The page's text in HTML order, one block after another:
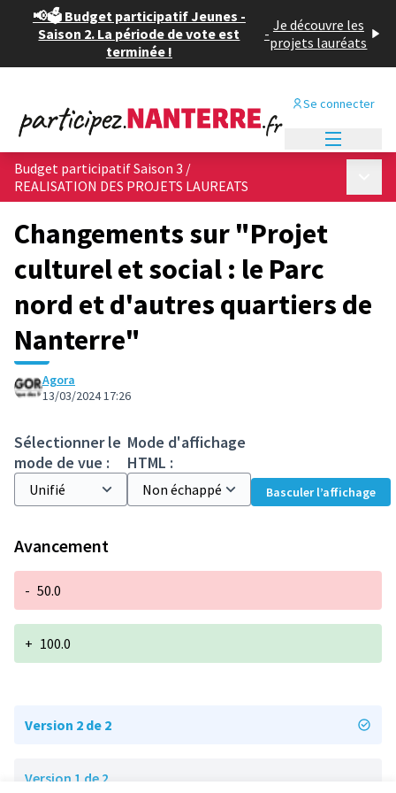
📢🗳️ Budget participatif Jeunes -
Saison 2. La période de vote est
terminée !
- Je découvre les
projets lauréats
Se connecter
Budget participatif Saison 3 /
REALISATION DES PROJETS LAUREATS
Changements sur "Projet
culturel et social : le Parc
nord et d'autres quartiers de
Nanterre"
Agora
13/03/2024 17:26
Sélectionner le
mode de vue :
Mode d'affichage
HTML :
Basculer l’affichage
Avancement
- 50.0
+ 100.0
Version 2 de 2
Version 1 de 2